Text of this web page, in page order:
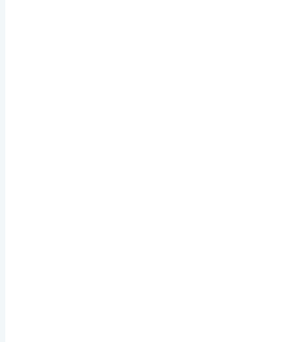
hivernale. . . vendredi 21 novembre